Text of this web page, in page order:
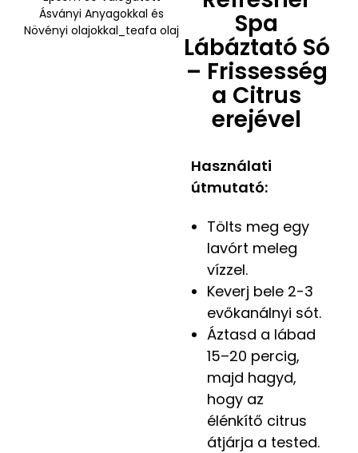
Spa
Lábáztató Só
– Frissesség
a Citrus
erejével
Használati
útmutató:
Tölts meg egy
lavórt meleg
vízzel.
Keverj bele 2-3
evőkanálnyi sót.
Áztasd a lábad
15–20 percig,
majd hagyd,
hogy az
élénkítő citrus
átjárja a tested.